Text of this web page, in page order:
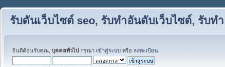
รับดันเว็บไซต์ seo, รับทำอันดับเว็บไซต์, รับท
ยินดีต้อนรับคุณ, บุคคลทั่วไป กรุณา เข้าสู่ระบบ หรือ ลงทะเบียน